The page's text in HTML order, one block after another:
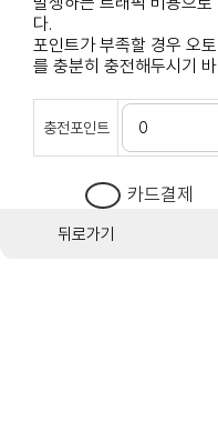
다.
포인트가 부족할 경우 오
를 충분히 충전해두시기
충전포인트
카드결제
뒤로가기